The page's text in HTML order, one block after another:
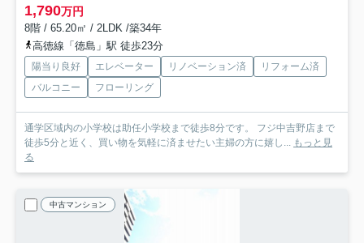
1,790万円
8階 / 65.20㎡ / 2LDK /築34年
高徳線「徳島」駅 徒歩23分
陽当り良好 エレベーター リノベーション済
リフォーム済
バルコニー
フローリング
通学区域内の小学校は助任小学校まで徒歩8分です。 フジ中吉野店まで
徒歩5分と近く、買い物を気軽に済ませたい主婦の方に嬉し... もっと見
る
中古マンション